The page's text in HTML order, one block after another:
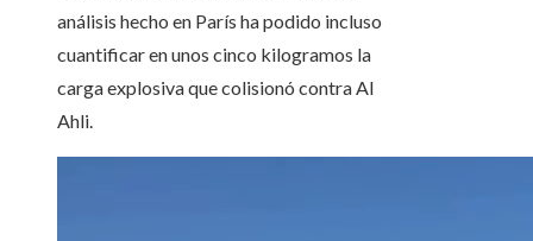
análisis hecho en París ha podido incluso
cuantificar en unos cinco kilogramos la
carga explosiva que colisionó contra Al
Ahli.